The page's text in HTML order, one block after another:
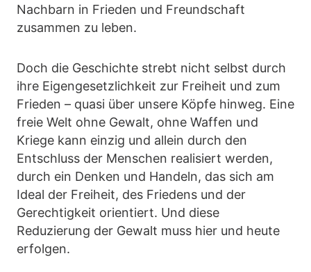
Nachbarn in Frieden und Freundschaft
zusammen zu leben.
Doch die Geschichte strebt nicht selbst durch
ihre Eigengesetzlichkeit zur Freiheit und zum
Frieden – quasi über unsere Köpfe hinweg. Eine
freie Welt ohne Gewalt, ohne Waffen und
Kriege kann einzig und allein durch den
Entschluss der Menschen realisiert werden,
durch ein Denken und Handeln, das sich am
Ideal der Freiheit, des Friedens und der
Gerechtigkeit orientiert. Und diese
Reduzierung der Gewalt muss hier und heute
erfolgen.